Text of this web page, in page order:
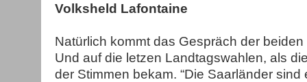
Volksheld Lafontaine
Natürlich kommt das Gespräch der
Und auf die letzen Landtagswahlen, als
der Stimmen bekam. “Die Saarländer